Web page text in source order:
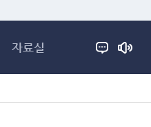
자료실